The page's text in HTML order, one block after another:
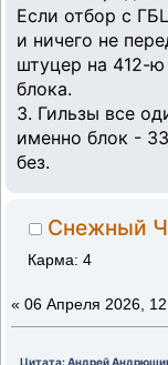
Если отбор с
и ничего не
штуцер на 412-
блока.
3. Гильзы все
именно блок -
без.
Снежный
Карма: 4
« 06 Апреля 2026,
Цитата: Андрей